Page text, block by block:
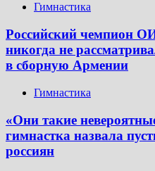
Гимнастика
Российский чемпион
никогда не
в сборную Армении
Гимнастика
«Они такие
гимнастка назвала
россиян